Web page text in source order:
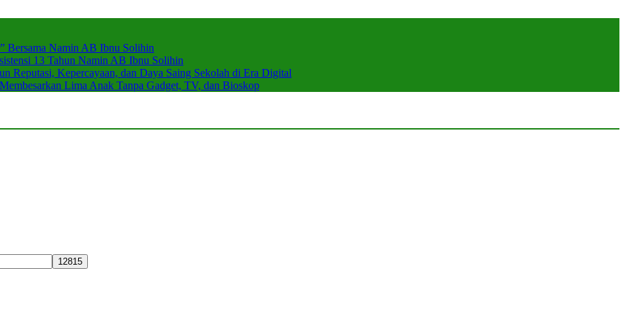
Bersama Namin AB Ibnu Solihin
13 Tahun Namin AB Ibnu Solihin
Reputasi, Kepercayaan, dan Daya Saing Sekolah di Era Digital
Lima Anak Tanpa Gadget, TV, dan Bioskop